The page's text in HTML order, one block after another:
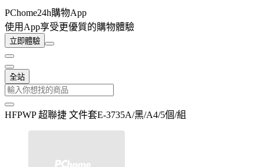
PChome24h購物App
使用App享受更優質的購物體驗
立即體驗
全站
HFPWP 超聯捷 文件套E-3735A/黑/A4/5個/組